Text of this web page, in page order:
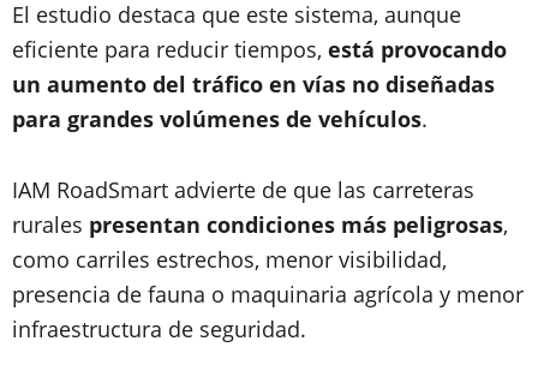
El estudio destaca que este sistema, aunque
eficiente para reducir tiempos, está provocando
un aumento del tráfico en vías no diseñadas
para grandes volúmenes de vehículos.
IAM RoadSmart advierte de que las carreteras
rurales presentan condiciones más peligrosas,
como carriles estrechos, menor visibilidad,
presencia de fauna o maquinaria agrícola y menor
infraestructura de seguridad.